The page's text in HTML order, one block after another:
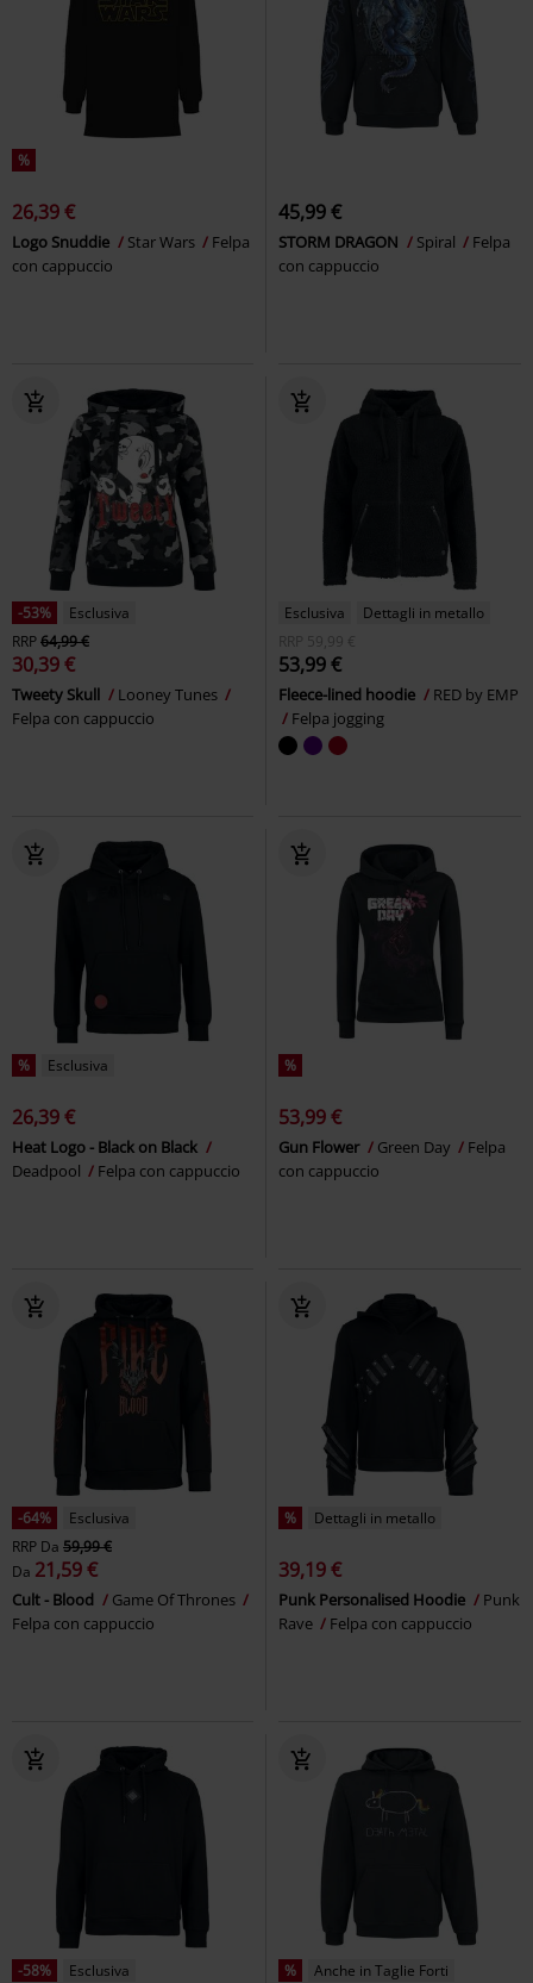
%
26,39 €
Logo Snuddie Star Wars
Felpa
con cappuccio
45,99 €
STORM DRAGON Spiral
Felpa
con cappuccio
-53%
Esclusiva
RRP64,99 €
30,39 €
Tweety Skull
Looney Tunes
Felpa con cappuccio
Esclusiva
Dettagli in metallo
RRP
59,99 €
53,99 €
Fleece-lined hoodie
RED by EMP
Felpa jogging
% Esclusiva
26,39 €
Heat Logo - Black on Black
Deadpool
Felpa con cappuccio
%
53,99 €
Gun Flower Green Day
Felpa
con cappuccio
-64%
Esclusiva
RRP Da 59,99 €
Da 21,59 €
Cult - Blood
Game Of Thrones
Felpa con cappuccio
% Dettagli in metallo
39,19 €
Punk Personalised Hoodie
Punk
Rave
Felpa con cappuccio
-58%
Esclusiva
% Anche in Taglie Forti